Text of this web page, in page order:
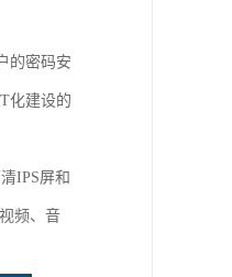
的密码安
化建设的
IPS屏和
频、音